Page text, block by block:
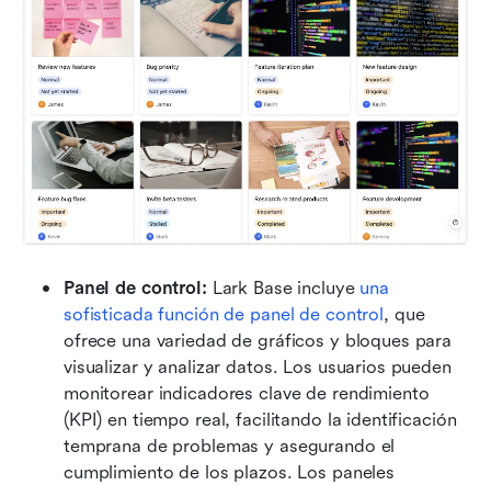
Panel de control: Lark Base incluye una
sofisticada función de panel de control , que
ofrece una variedad de gráficos y bloques para
visualizar y analizar datos. Los usuarios pueden
monitorear indicadores clave de rendimiento
(KPI) en tiempo real, facilitando la identificación
temprana de problemas y asegurando el
cumplimiento de los plazos. Los paneles